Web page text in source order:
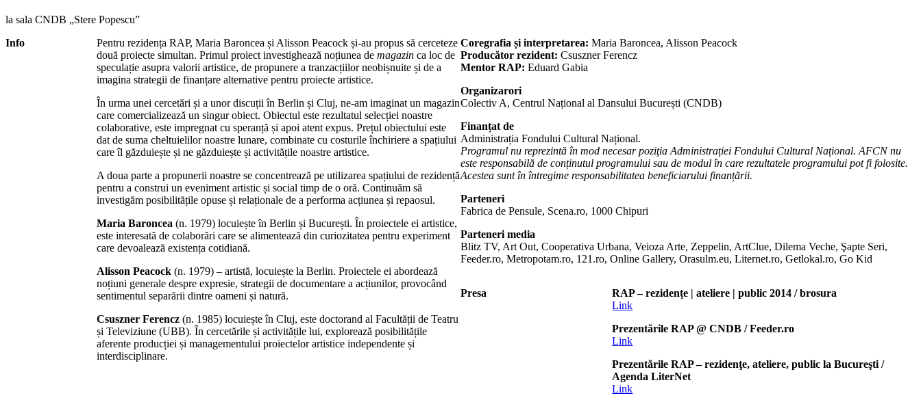
la sala CNDB „Stere Popescu”
Info
Pentru rezidența RAP, Maria Baroncea și Alisson Peacock și-au propus să cerceteze
două proiecte simultan. Primul proiect investighează noțiunea de magazin ca loc de
speculație asupra valorii artistice, de propunere a tranzacțiilor neobișnuite și de a
imagina strategii de finanțare alternative pentru proiecte artistice.
În urma unei cercetări și a unor discuții în Berlin și Cluj, ne-am imaginat un magazin
care comercializează un singur obiect. Obiectul este rezultatul selecției noastre
colaborative, este impregnat cu speranță și apoi atent expus. Prețul obiectului este
dat de suma cheltuielilor noastre lunare, combinate cu costurile închiriere a spațiului
care îl găzduiește și ne găzduiește și activitățile noastre artistice.
A doua parte a propunerii noastre se concentrează pe utilizarea spațiului de rezidență
pentru a construi un eveniment artistic și social timp de o oră. Continuăm să
investigăm posibilitățile opuse și relaționale de a performa acțiunea și repaosul.
Maria Baroncea (n. 1979) locuiește în Berlin și București. În proiectele ei artistice,
este interesată de colaborări care se alimentează din curiozitatea pentru experiment
care devoalează existența cotidiană.
Alisson Peacock (n. 1979) – artistă, locuiește la Berlin. Proiectele ei abordează
noțiuni generale despre expresie, strategii de documentare a acțiunilor, provocând
sentimentul separării dintre oameni și natură.
Csuszner Ferencz (n. 1985) locuiește în Cluj, este doctorand al Facultății de Teatru
și Televiziune (UBB). În cercetările și activitățile lui, explorează posibilitățile
aferente producției și managementului proiectelor artistice independente și
interdisciplinare.
Coregrafia și interpretarea: Maria Baroncea, Alisson Peacock
Producător rezident: Csuszner Ferencz
Mentor RAP: Eduard Gabia
Organizarori
Colectiv A, Centrul Național al Dansului București (CNDB)
Finanțat de
Administrația Fondului Cultural Național.
Programul nu reprezintă în mod necesar poziţia Administrației Fondului Cultural Național. AFCN nu
este responsabilă de conținutul programului sau de modul în care rezultatele programului pot fi folosite.
Acestea sunt în întregime responsabilitatea beneficiarului finanțării.
Parteneri
Fabrica de Pensule, Scena.ro, 1000 Chipuri
Parteneri media
Blitz TV, Art Out, Cooperativa Urbana, Veioza Arte, Zeppelin, ArtClue, Dilema Veche, Şapte Seri,
Feeder.ro, Metropotam.ro, 121.ro, Online Gallery, Orasulm.eu, Liternet.ro, Getlokal.ro, Go Kid
Presa
RAP – rezidențe | ateliere | public 2014 / brosura
Link
Prezentările RAP @ CNDB / Feeder.ro
Link
Prezentările RAP – rezidenţe, ateliere, public la Bucureşti /
Agenda LiterNet
Link